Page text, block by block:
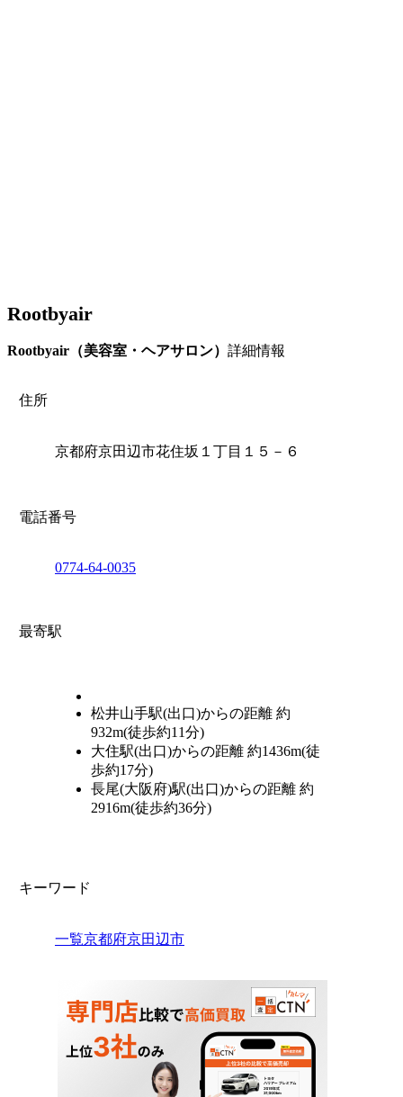
Rootbyair
Rootbyair（美容室・ヘアサロン） 詳細情報
住所
京都府京田辺市花住坂１丁目１５－６
電話番号
0774-64-0035
最寄駅
松井山手駅(出口)からの距離 約
932m(徒歩約11分)
大住駅(出口)からの距離 約1436m(徒
歩約17分)
長尾(大阪府)駅(出口)からの距離 約
2916m(徒歩約36分)
キーワード
一覧京都府京田辺市